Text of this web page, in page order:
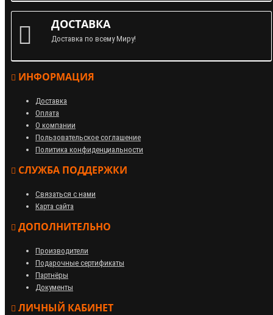
ДОСТАВКА
Доставка по всему Миру!
ИНФОРМАЦИЯ
Доставка
Оплата
О компании
Пользовательское соглашение
Политика конфиденциальности
СЛУЖБА ПОДДЕРЖКИ
Связаться с нами
Карта сайта
ДОПОЛНИТЕЛЬНО
Производители
Подарочные сертификаты
Партнёры
Документы
ЛИЧНЫЙ КАБИНЕТ